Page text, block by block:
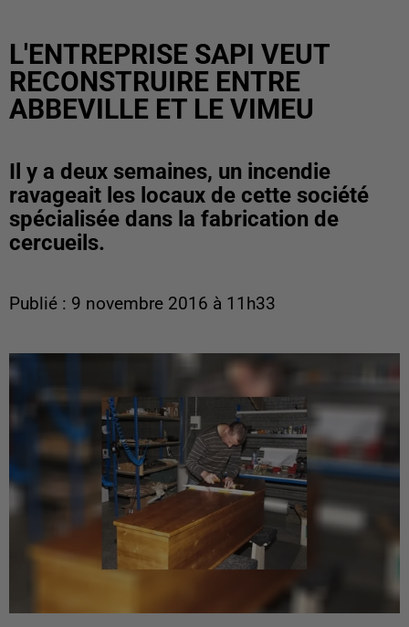
L'ENTREPRISE SAPI VEUT
RECONSTRUIRE ENTRE
ABBEVILLE ET LE VIMEU
Il y a deux semaines, un incendie
ravageait les locaux de cette société
spécialisée dans la fabrication de
cercueils.
Publié : 9 novembre 2016 à 11h33